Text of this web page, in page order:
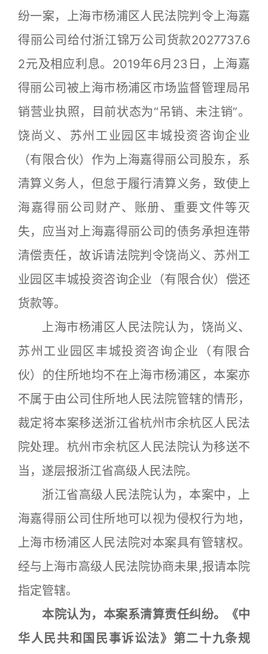
纷一案，上海市杨浦区人民法院判令上海嘉
得丽公司给付浙江锦万公司货款2027737.6
2元及相应利息。2019年6月23日，上海嘉
得丽公司被上海市杨浦区市场监督管理局吊
销营业执照，目前状态为“吊销、未注销”。
饶尚义、苏州工业园区丰城投资咨询企业
（有限合伙）作为上海嘉得丽公司股东，系
清算义务人，但怠于履行清算义务，致使上
海嘉得丽公司财产、账册、重要文件等灭
失，应当对上海嘉得丽公司的债务承担连带
清偿责任，故诉请法院判令饶尚义、苏州工
业园区丰城投资咨询企业（有限合伙）偿还
货款等。
上海市杨浦区人民法院认为，饶尚义、
苏州工业园区丰城投资咨询企业（有限合
伙）的住所地均不在上海市杨浦区，本案亦
不属于由公司住所地人民法院管辖的情形，
裁定将本案移送浙江省杭州市余杭区人民法
院处理。杭州市余杭区人民法院认为移送不
当，遂层报浙江省高级人民法院。
浙江省高级人民法院认为，本案中，上
海嘉得丽公司住所地可以视为侵权行为地，
上海市杨浦区人民法院对本案具有管辖权。
经与上海市高级人民法院协商未果,报请本院
指定管辖。
本院认为，本案系清算责任纠纷。《中
华人民共和国民事诉讼法》第二十九条规